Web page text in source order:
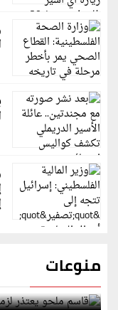
منوعات
قاسم ملحو يعتذر